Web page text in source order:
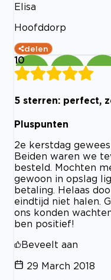
Elisa
Hoofddorp
delen
10
5 sterren: perfect,
Pluspunten
2e kerstdag
Beiden waren we
besteld. Mochten
gewoon in opslag
betaling. Helaas
eindtijd niet halen.
ons konden
ben positief!
Beveelt aan
29 March 2018